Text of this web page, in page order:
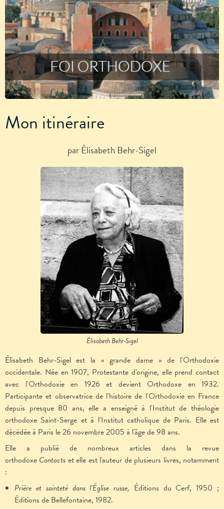
Mon itinéraire
par Élisabeth Behr-Sigel
Élisabeth Behr-Sigel
Élisabeth Behr-Sigel est la « grande dame » de l'Orthodoxie
occidentale. Née en 1907, Protestante d'origine, elle prend contact
avec l'Orthodoxie en 1926 et devient Orthodoxe en 1932.
Participante et observatrice de l'histoire de l'Orthodoxie en France
depuis presque 80 ans, elle a enseigné à l'Institut de théologie
orthodoxe Saint-Serge et à l'Institut catholique de Paris. Elle est
décédée à Paris le 26 novembre 2005 à l'âge de 98 ans.
Elle a publié de nombreux articles dans la revue
orthodoxe Contacts et elle est l'auteur de plusieurs livres, notamment
:
Prière et sainteté dans l’Église russe, Éditions duCerf, 1950 ;
Éditions de Bellefontaine, 1982.